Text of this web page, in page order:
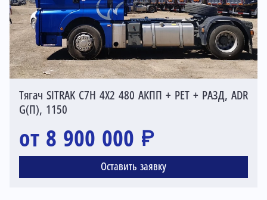
Тягач SITRAK C7H 4X2 480 АКПП + РЕТ + РАЗД, ADR
G(П), 1150
от 8 900 000 ₽
Оставить заявку